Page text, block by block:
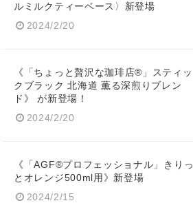
ルミルクティーベース〉新登場
2024/2/20
《「ちょっと贅沢な珈琲店®」スティッ
クブラック 北海道 薫る深煎りブレン
ド》 が新登場！
2024/2/20
《「AGF®プロフェッショナル」きりっ
とオレンジ500ml用》新登場
2024/2/15